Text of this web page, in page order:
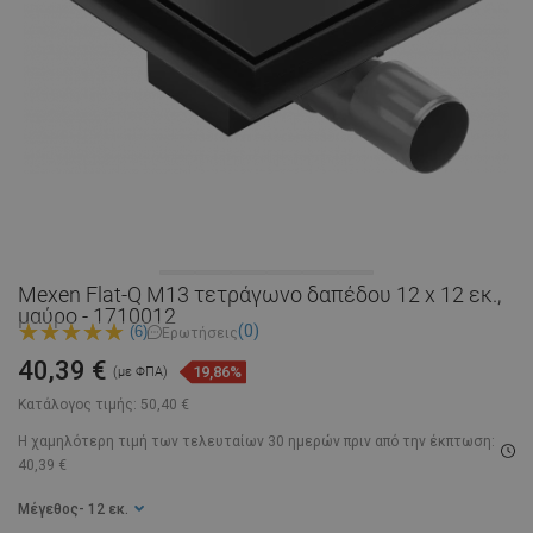
Mexen Flat-Q M13 τετράγωνο δαπέδου 12 x 12 εκ.,
μαύρο - 1710012
(6) Ερωτήσεις(0)
Κατάλογος τιμής: 50,40 €
40,39 € (με ΦΠΑ) 19,86%
Η χαμηλότερη τιμή των τελευταίων 30 ημερών πριν από την έκπτωση:
40,39 €
Μέγεθος - 12 εκ.